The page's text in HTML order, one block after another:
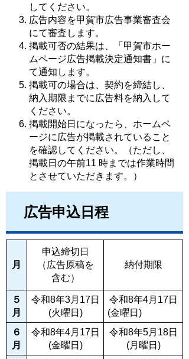
してください。
広告内容を甲賀市広告事業審査会
にて審査します。
掲載可否の結果は、「甲賀市ホー
ムページ広告掲載決定通知書」に
て通知します。
掲載可の場合は、契約を締結し、
納入期限までに広告料を納入して
ください。
掲載開始日になったら、ホームペ
ージに広告が掲載されていること
を確認してください。（ただし、
掲載日の午前11 時までは作業時間
とさせていただきます。）
広告申込日程
月
申込締切日
（広告原稿を
含む）
納付期限
５
月
令和8年3月17日
(火曜日)
令和8年4月17日
(金曜日)
６
月
令和8年4月17日
(金曜日)
令和8年5月18日
(月曜日)